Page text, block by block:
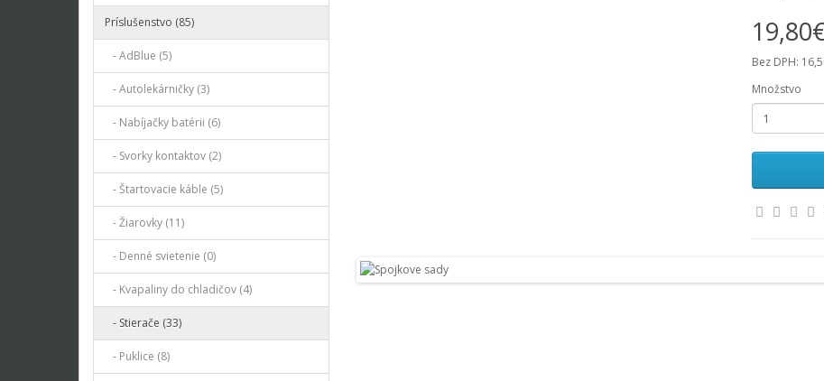
Príslušenstvo (85)
- AdBlue (5)
- Autolekárničky (3)
- Nabíjačky batérii (6)
- Svorky kontaktov (2)
- Štartovacie káble (5)
- Žiarovky (11)
- Denné svietenie (0)
- Kvapaliny do chladičov (4)
- Stierače (33)
- Puklice (8)
Bez DPH:
Množstvo